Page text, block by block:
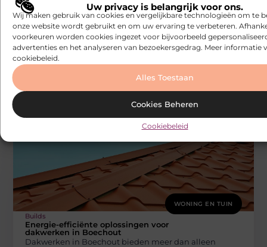
Uw privacy is belangrijk voor ons.
Wij maken gebruik van cookies en vergelijkbare technologieën om te
onze website wordt gebruikt en om uw ervaring te verbeteren.
voorkeuren worden cookies ingezet voor bijvoorbeeld
advertenties en het analyseren van bezoekersgedrag. Meer informatie
cookiebeleid.
Alles Toestaan
Cookies Beheren
Cookiebeleid
WONING EN TUIN
Builds
Het installatieproces van een zwembad
door een zwembadleverancier in Wetteren
Het installeren van een zwembad is een groot project
dat vraagt om precisie en expertise. Als u op zoek bent
WONING EN TUIN
Builds
Energie-efficiënte oplossingen voor
dakwerken in Boechout
Dakwerken in Boechout bieden meer dan alleen